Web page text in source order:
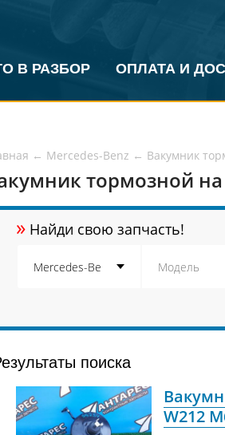
В РАЗБОР
ОПЛАТА И
← Mercedes-Benz ← Вакумник
тормозной
» Найди свою запчасть!
поиска
W212